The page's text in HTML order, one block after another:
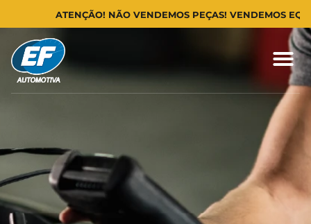
ATENÇÃO! NÃO VENDEMOS PEÇAS! VENDEMOS